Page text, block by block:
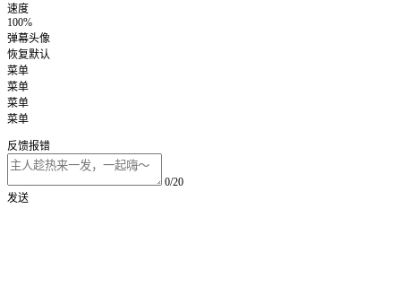
速度
100%
弹幕头像
恢复默认
菜单
菜单
菜单
菜单
反馈报错
0/20
发送